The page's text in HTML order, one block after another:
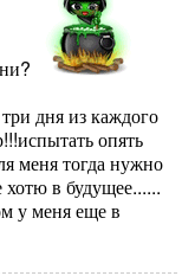
дня из каждого
опять
меня тогда нужно
в будущее......
у меня еще в